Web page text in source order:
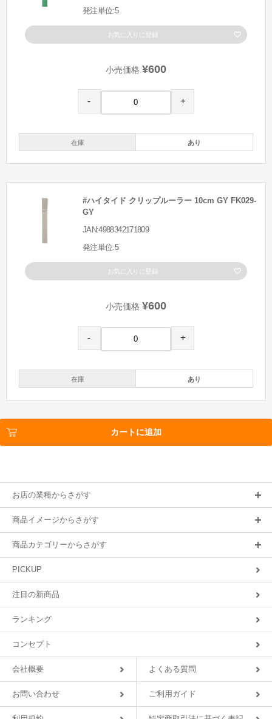
発注単位:5
お気に入りに登録
小売価格 ¥600
- +
在庫 あり
#ハイタイド クリップルーラー 10cm GY FK029-
GY
JAN:4988342171809
発注単位:5
お気に入りに登録
小売価格 ¥600
- +
在庫 あり
カートに追加
お店の業種からさがす
商品イメージからさがす
商品カテゴリーからさがす
PICKUP
注目の新商品
ランキング
コンセプト
会社概要 よくある質問
お問い合わせ ご利用ガイド